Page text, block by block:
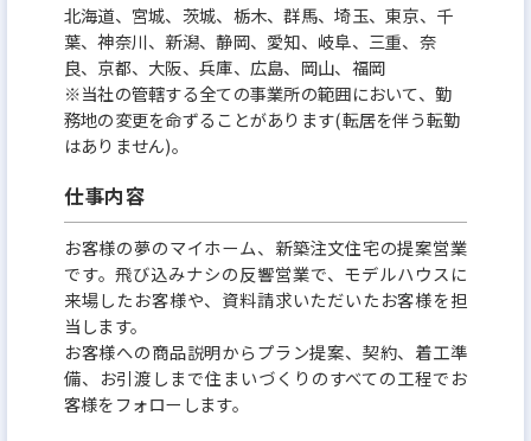
北海道、宮城、茨城、栃木、群馬、埼玉、東京、千
葉、神奈川、新潟、静岡、愛知、岐阜、三重、奈
良、京都、大阪、兵庫、広島、岡山、福岡
※当社の管轄する全ての事業所の範囲において、勤
務地の変更を命ずることがあります(転居を伴う転勤
はありません)。
仕事内容
お客様の夢のマイホーム、新築注文住宅の提案営業
です。飛び込みナシの反響営業で、モデルハウスに
来場したお客様や、資料請求いただいたお客様を担
当します。
お客様への商品説明からプラン提案、契約、着工準
備、お引渡しまで住まいづくりのすべての工程でお
客様をフォローします。